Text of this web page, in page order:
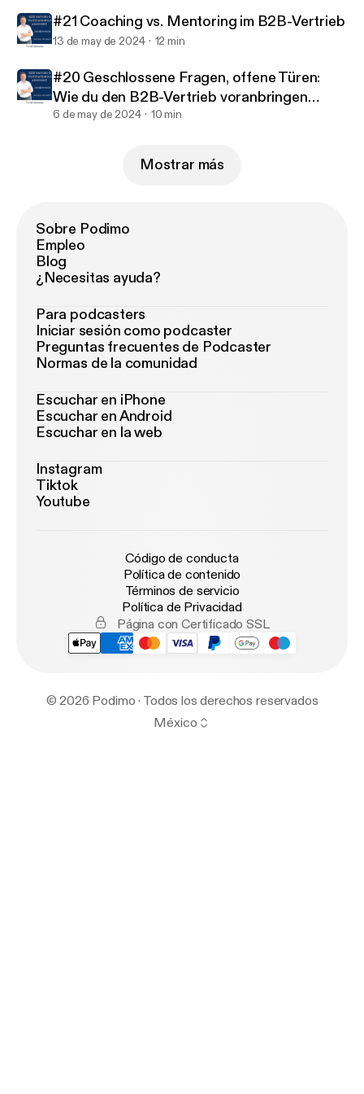
#21 Coaching vs. Mentoring im B2B-Vertrieb
13 de may de 2024 12 min
#20 Geschlossene Fragen, offene Türen:
Wie du den B2B-Vertrieb voranbringen
kannst
6 de may de 2024 10 min
Mostrar más
Sobre Podimo
Empleo
Blog
¿Necesitas ayuda?
Para podcasters
Iniciar sesión como podcaster
Preguntas frecuentes de Podcaster
Normas de la comunidad
Escuchar en iPhone
Escuchar en Android
Escuchar en la web
Instagram
Tiktok
Youtube
Código de conducta
Política de contenido
Términos de servicio
Política de Privacidad
Página con Certificado SSL
© 2026 Podimo · Todos los derechos reservados
México